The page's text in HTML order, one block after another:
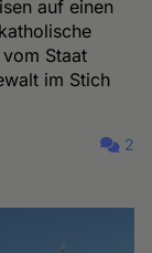
auf einen
Staat
im Stich
2